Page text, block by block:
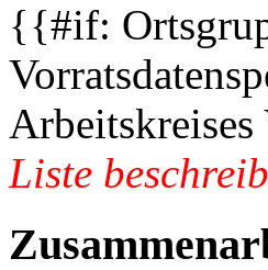
{{#if:
Arbeitskreises
Liste